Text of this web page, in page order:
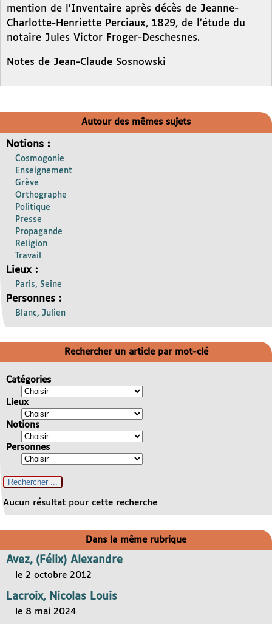
mention de l’Inventaire après décès de Jeanne-
Charlotte-Henriette Perciaux, 1829, de l’étude du
notaire Jules Victor Froger-Deschesnes.
Notes de Jean-Claude Sosnowski
Autour des mêmes sujets
Notions :
Cosmogonie
Enseignement
Grève
Orthographe
Politique
Presse
Propagande
Religion
Travail
Lieux :
Paris, Seine
Personnes :
Blanc, Julien
Rechercher un article par mot-clé
Catégories
Lieux
Notions
Personnes
Aucun résultat pour cette recherche
Dans la même rubrique
Avez, (Félix) Alexandre
le 2 octobre 2012
Lacroix, Nicolas Louis
le 8 mai 2024